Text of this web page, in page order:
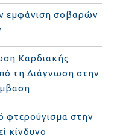
εμφάνιση σοβαρών
Καρδιακής
τη Διάγνωση στην
φτερούγισμα στην
κίνδυνο